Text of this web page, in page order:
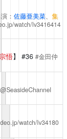
： 佐藤亜美菜、 集
watch/lv3416414
悟】 #36 #金田仲
watch/lv34180